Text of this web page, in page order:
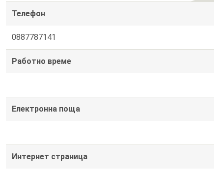
Телефон
0887787141
Работно време
Електронна поща
Интернет страница